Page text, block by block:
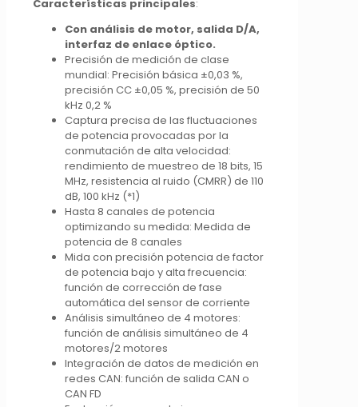
Características principales:
Con análisis de motor, salida D/A,
interfaz de enlace óptico.
Precisión de medición de clase
mundial: Precisión básica ±0,03 %,
precisión CC ±0,05 %, precisión de 50
kHz 0,2 %
Captura precisa de las fluctuaciones
de potencia provocadas por la
conmutación de alta velocidad:
rendimiento de muestreo de 18 bits, 15
MHz, resistencia al ruido (CMRR) de 110
dB, 100 kHz (*1)
Hasta 8 canales de potencia
optimizando su medida: Medida de
potencia de 8 canales
Mida con precisión potencia de factor
de potencia bajo y alta frecuencia:
función de corrección de fase
automática del sensor de corriente
Análisis simultáneo de 4 motores:
función de análisis simultáneo de 4
motores/2 motores
Integración de datos de medición en
redes CAN: función de salida CAN o
CAN FD